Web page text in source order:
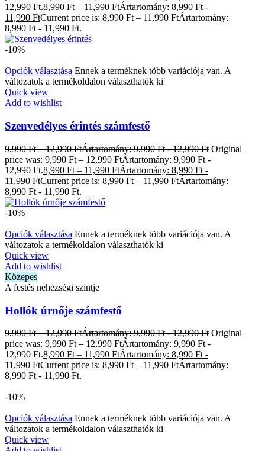
12,990 Ft.8,990 Ft – 11,990 FtÁrtartomány: 8,990 Ft -
11,990 FtCurrent price is: 8,990 Ft – 11,990 FtÁrtartomány:
8,990 Ft - 11,990 Ft.
-10%
Opciók választása Ennek a terméknek több variációja van. A
változatok a termékoldalon választhatók ki
Quick view
Add to wishlist
Szenvedélyes érintés számfestő
9,990Ft – 12,990FtÁrtartomány: 9,990 Ft - 12,990 Ft Original
price was: 9,990 Ft – 12,990 FtÁrtartomány: 9,990 Ft -
12,990 Ft.8,990 Ft – 11,990 FtÁrtartomány: 8,990 Ft -
11,990 FtCurrent price is: 8,990 Ft – 11,990 FtÁrtartomány:
8,990 Ft - 11,990 Ft.
-10%
Opciók választása Ennek a terméknek több variációja van. A
változatok a termékoldalon választhatók ki
Quick view
Add to wishlist
Közepes
A festés nehézségi szintje
Hollók úrnője számfestő
9,990Ft – 12,990FtÁrtartomány: 9,990 Ft - 12,990 Ft Original
price was: 9,990 Ft – 12,990 FtÁrtartomány: 9,990 Ft -
12,990 Ft.8,990 Ft – 11,990 FtÁrtartomány: 8,990 Ft -
11,990 FtCurrent price is: 8,990 Ft – 11,990 FtÁrtartomány:
8,990 Ft - 11,990 Ft.
-10%
Opciók választása Ennek a terméknek több variációja van. A
változatok a termékoldalon választhatók ki
Quick view